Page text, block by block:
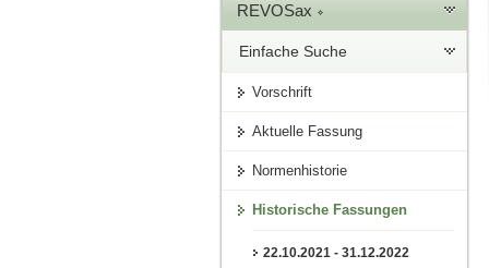
REVOSax
Einfache Suche
Vorschrift
Aktuelle Fassung
Normenhistorie
Historische Fassungen
22.10.2021 - 31.12.2022